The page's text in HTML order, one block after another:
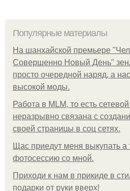
Популярные материалы
На шанхайской премьере
Совершенно Новый День"
просто очередной наряд, а
высокой моды.
Работа в MLM, то есть
неразрывно связана с
своей страницы в соц сетях.
Щас приедут меня выкупать а
фотосессию со мной.
Приходи к нам в прикиде в
подарки от руки вверх!